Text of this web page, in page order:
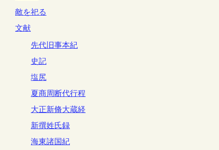
敵を祀る
文献
先代旧事本紀
史記
塩尻
夏商周断代行程
大正新脩大蔵経
新撰姓氏録
海東諸国紀